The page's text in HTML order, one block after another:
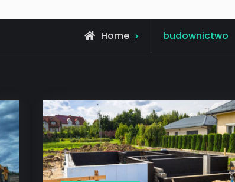
Home
Posts
tagged
budownictwo